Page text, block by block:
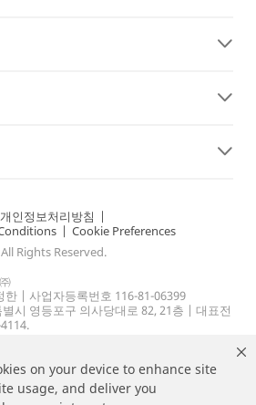
on your device to enhance site
usage, and deliver you
개인정보처리방침 |
| Cookie Preferences
Rights Reserved.
한 | 사업자등록번호 116-81-06399
시 영등포구 의사당대로 82, 21층 | 대표전